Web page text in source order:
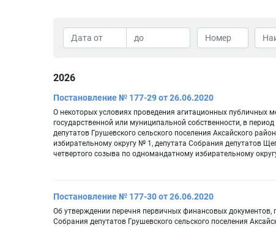
2026
Постановление № 177-29 от 26.06.2020
О некоторых условиях проведения агитационных
государственной или муниципальной собственности, в
депутатов Грушевского сельского поселения Аксайского
избирательному округу № 1, депутата Собрания депутатов
четвертого созыва по одномандатному избирательному
Постановление № 177-30 от 26.06.2020
Об утверждении перечня первичных финансовых
Собрания депутатов Грушевского сельского поселения